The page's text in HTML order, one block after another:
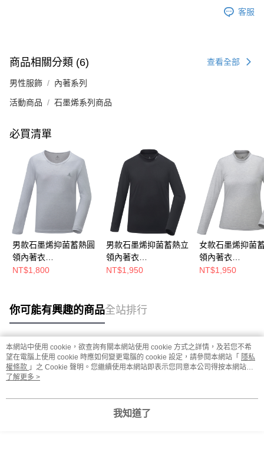
客服
商品相關分類 (6) 查看全部
男性服飾 內著系列
活動商品 石墨烯系列商品
必買清單
男款石墨烯抑菌蓄熱圓
領內著衣
(A1UCGZ04M灰/保暖
NT$1,800
男款石墨烯抑菌蓄熱立
領內著衣
(A1UCGZ06M黑/保暖
NT$1,950
女款石墨烯抑菌
領內著衣
(A1UCGZ07W淺
NT$1,950
你可能有興趣的商品全站排行
熱門標籤
本網站中使用 cookie，欲查詢有關本網站使用 cookie 方式之詳情，及若您不希
望在電腦上使用 cookie 時應如何變更電腦的 cookie 設定，請參閱本網站「 隱私
權條款 」之 Cookie 聲明。您繼續使用本網站即表示您同意本公司得按本網站使
用條款之 Cookie 聲明使用 cookie。
了解更多 >
我知道了